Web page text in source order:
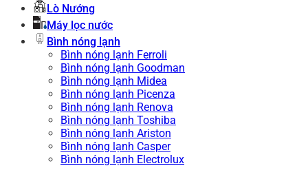
Lò Nướng
Máy lọc nước
Bình nóng lạnh
Bình nóng lạnh Ferroli
Bình nóng lạnh Goodman
Bình nóng lạnh Midea
Bình nóng lạnh Picenza
Bình nóng lạnh Renova
Bình nóng lạnh Toshiba
Bình nóng lạnh Ariston
Bình nóng lạnh Casper
Bình nóng lạnh Electrolux